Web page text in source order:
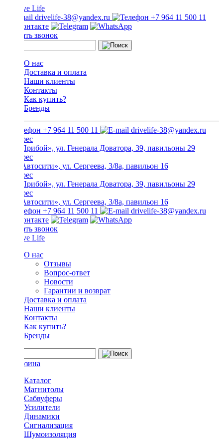
drivelife-38@yandex.ru +7 964 11 500 11
Заказать звонок
О нас
Доставка и оплата
Наши клиенты
Контакты
Как купить?
Бренды
+7 964 11 500 11 drivelife-38@yandex.ru
ТЦ «Прибой», ул. Генерала Доватора, 39, павильоны 29
ТЦ «Автосити», ул. Сергеева, 3/8а, павильон 16
ТЦ «Прибой», ул. Генерала Доватора, 39, павильоны 29
ТЦ «Автосити», ул. Сергеева, 3/8а, павильон 16
+7 964 11 500 11
drivelife-38@yandex.ru
Заказать звонок
О нас
Отзывы
Вопрос-ответ
Новости
Гарантии и возврат
Доставка и оплата
Наши клиенты
Контакты
Как купить?
Бренды
Каталог
Магнитолы
Сабвуферы
Усилители
Динамики
Сигнализация
Шумоизоляция